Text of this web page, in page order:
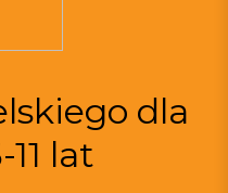
dla
lat